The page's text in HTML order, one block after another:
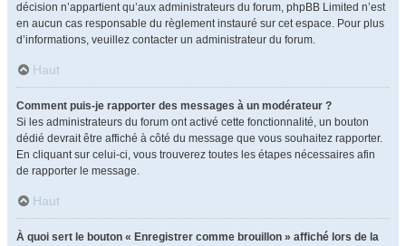
décision n’appartient qu’aux administrateurs du forum, phpBB Limited n’est
en aucun cas responsable du règlement instauré sur cet espace. Pour plus
d’informations, veuillez contacter un administrateur du forum.
Haut
Comment puis-je rapporter des messages à un modérateur ?
Si les administrateurs du forum ont activé cette fonctionnalité, un bouton
dédié devrait être affiché à côté du message que vous souhaitez rapporter.
En cliquant sur celui-ci, vous trouverez toutes les étapes nécessaires afin
de rapporter le message.
Haut
À quoi sert le bouton « Enregistrer comme brouillon » affiché lors de la